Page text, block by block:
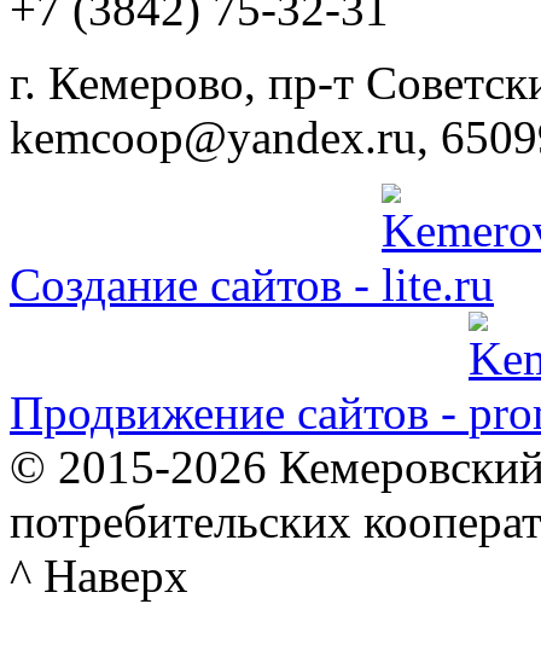
г. Кемерово, пр-т
kemcoop@yandex.ru,
Создание сайтов -
Продвижение сайтов -
© 2015-2026
потребительских
^ Наверх